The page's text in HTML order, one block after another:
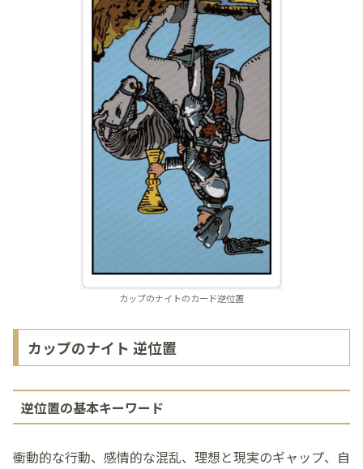
カップのナイトのカード逆位置
カップのナイト 逆位置
逆位置の基本キーワード
衝動的な行動、感情的な混乱、理想と現実のギャップ、自